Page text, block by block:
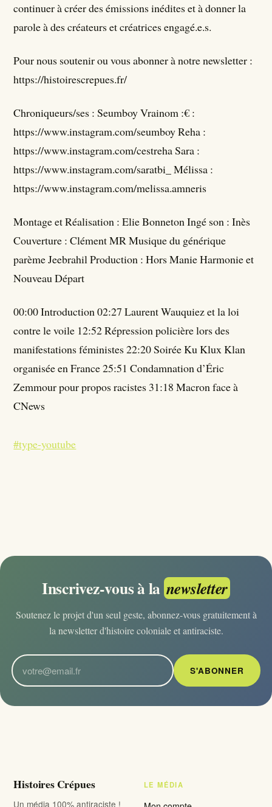
continuer à créer des émissions inédites et à donner la
parole à des créateurs et créatrices engagé.e.s.
Pour nous soutenir ou vous abonner à notre newsletter :
https://histoirescrepues.fr/
Chroniqueurs/ses : Seumboy Vrainom :€ :
https://www.instagram.com/seumboy Reha :
https://www.instagram.com/cestreha Sara :
https://www.instagram.com/saratbi_ Mélissa :
https://www.instagram.com/melissa.amneris
Montage et Réalisation : Elie Bonneton Ingé son : Inès
Couverture : Clément MR Musique du générique
parème Jeebrahil Production : Hors Manie Harmonie et
Nouveau Départ
00:00 Introduction 02:27 Laurent Wauquiez et la loi
contre le voile 12:52 Répression policière lors des
manifestations féministes 22:20 Soirée Ku Klux Klan
organisée en France 25:51 Condamnation d’Éric
Zemmour pour propos racistes 31:18 Macron face à
CNews
#type-youtube
Inscrivez-vous à la newsletter
Soutenez le projet d'un seul geste, abonnez-vous gratuitement à
la newsletter d'histoire coloniale et antiraciste.
S'ABONNER
Histoires Crépues
Un média 100% antiraciste !
LE MÉDIA